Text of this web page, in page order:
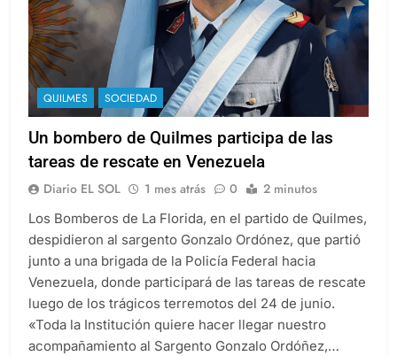
QUILMES SOCIEDAD
Un bombero de Quilmes participa de las
tareas de rescate en Venezuela
Diario EL SOL 1 mes atrás 0 2 minutos
Los Bomberos de La Florida, en el partido de Quilmes,
despidieron al sargento Gonzalo Ordónez, que partió
junto a una brigada de la Policía Federal hacia
Venezuela, donde participará de las tareas de rescate
luego de los trágicos terremotos del 24 de junio.
«Toda la Institución quiere hacer llegar nuestro
acompañamiento al Sargento Gonzalo Ordóñez,…